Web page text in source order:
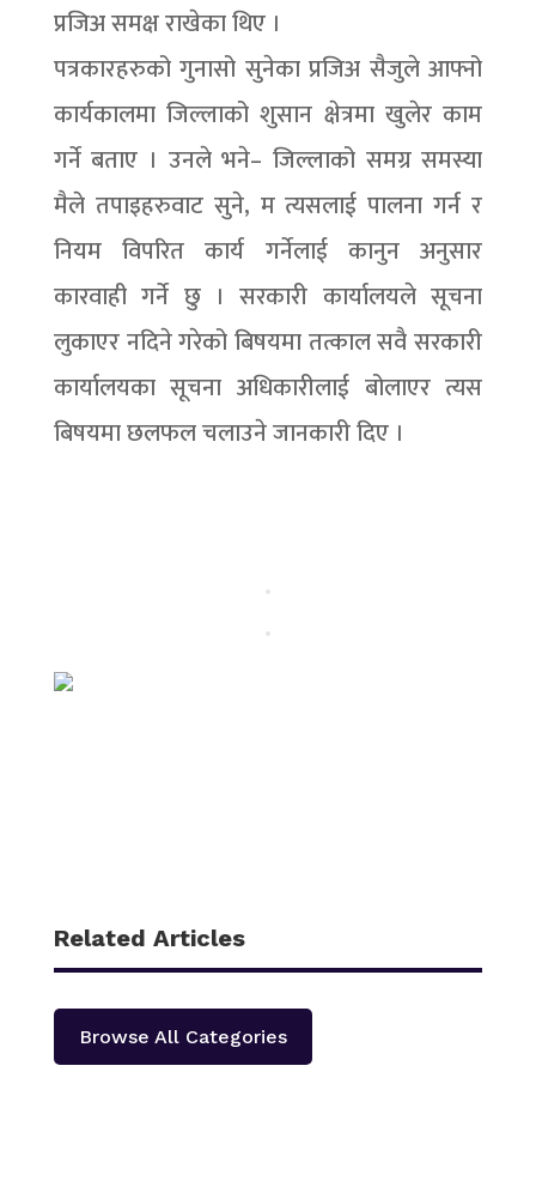
प्रजिअ समक्ष राखेका थिए ।
पत्रकारहरुको गुनासो सुनेका प्रजिअ सैजुले आफ्नो
कार्यकालमा जिल्लाको शुसान क्षेत्रमा खुलेर काम
गर्ने बताए । उनले भने– जिल्लाको समग्र समस्या
मैले तपाइहरुवाट सुने, म त्यसलाई पालना गर्न र
नियम विपरित कार्य गर्नेलाई कानुन अनुसार
कारवाही गर्ने छु । सरकारी कार्यालयले सूचना
लुकाएर नदिने गरेको बिषयमा तत्काल सवै सरकारी
कार्यालयका सूचना अधिकारीलाई बोलाएर त्यस
बिषयमा छलफल चलाउने जानकारी दिए ।
Related Articles
Browse All Categories